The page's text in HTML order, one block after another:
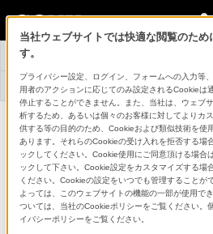
店舗情報・
アクセス
採用情報
新商品 発売前先行体
て
下記の日程・場所にて、発売前
当社ウェブサイトでは快適な閲覧のた
す。
プライバシー設定、ログイン、フォームへの入力等
用者のアクションに応じてのみ設定されるCookieは
停止することができません。また、当社は、ウェブ
析するため、あるいは個々のお客様に対してよりカ
供する等の目的のため、Cookieおよび類似技術を使
あります。それらのCookieの受け入れを拒否する場
ックしてください。Cookie使用にご同意頂ける場合
ックして下さい。Cookie設定をカスタマイズする場
ください。Cookieの設定をいつでも管理することが
よっては、このウェブサイトの機能の一部が使用で
ついては、当社のCookieポリシーをご覧ください。
イバシーポリシーをご覧ください。